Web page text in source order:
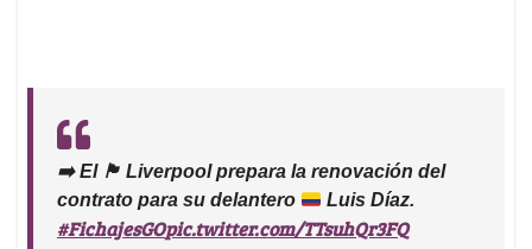
➡️El 🏴󠁧󠁢󠁥󠁮󠁧󠁿 Liverpool prepara la renovación del
contrato para su delantero
Luis Díaz.
#FichajesGOpic.twitter.com/TTsuhQr3FQ